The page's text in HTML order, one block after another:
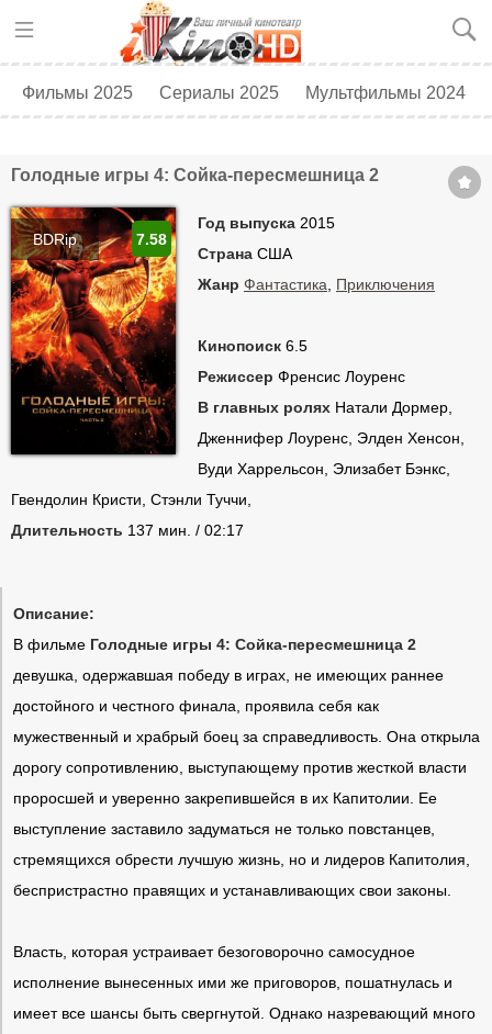
Фильмы 2025 Сериалы 2025 Мультфильмы 2024
Голодные игры 4: Сойка-пересмешница 2
BDRip
Год выпуска 2015
Страна США
Жанр Фантастика Приключения
Кинопоиск 6.5
Режиссер Френсис Лоуренс
В главных ролях Натали Дормер,
Дженнифер Лоуренс, Элден Хенсон,
Вуди Харрельсон, Элизабет Бэнкс,
Гвендолин Кристи, Стэнли Туччи,
Длительность 137 мин. / 02:17
7.58
Описание:
В фильме Голодные игры 4: Сойка-пересмешница 2
девушка, одержавшая победу в играх, не имеющих раннее
достойного и честного финала, проявила себя как
мужественный и храбрый боец за справедливость. Она открыла
дорогу сопротивлению, выступающему против жесткой власти
проросшей и уверенно закрепившейся в их Капитолии. Ее
выступление заставило задуматься не только повстанцев,
стремящихся обрести лучшую жизнь, но и лидеров Капитолия,
беспристрастно правящих и устанавливающих свои законы.
Власть, которая устраивает безоговорочно самосудное
исполнение вынесенных ими же приговоров, пошатнулась и
имеет все шансы быть свергнутой. Однако назревающий много